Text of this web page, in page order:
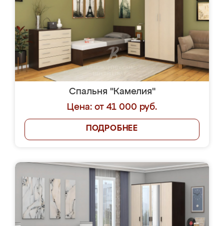
Спальня "Камелия"
Цена: от 41 000 руб.
ПОДРОБНЕЕ